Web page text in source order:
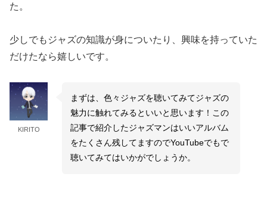
た。
少しでもジャズの知識が身についたり、興味を持っていた
だけたなら嬉しいです。
KIRITO
まずは、色々ジャズを聴いてみてジャズの
魅力に触れてみるといいと思います！この
記事で紹介したジャズマンはいいアルバム
をたくさん残してますのでYouTubeでもで
聴いてみてはいかがでしょうか。